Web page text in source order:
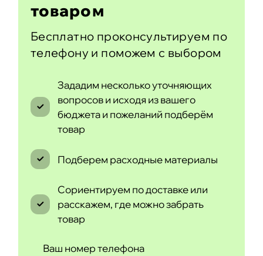
товаром
Бесплатно проконсультируем по
телефону и поможем с выбором
Зададим несколько уточняющих
вопросов и исходя из вашего
бюджета и пожеланий подберём
товар
Подберем расходные материалы
Сориентируем по доставке или
расскажем, где можно забрать
товар
Ваш номер телефона